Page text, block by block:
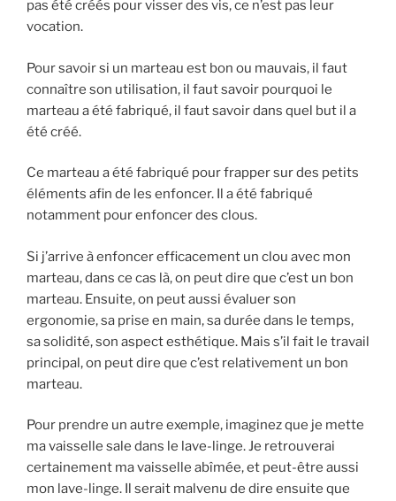
pas été créés pour visser des vis, ce n’est pas leur
vocation.
Pour savoir si un marteau est bon ou mauvais, il faut
connaître son utilisation, il faut savoir pourquoi le
marteau a été fabriqué, il faut savoir dans quel but il a
été créé.
Ce marteau a été fabriqué pour frapper sur des petits
éléments afin de les enfoncer. Il a été fabriqué
notamment pour enfoncer des clous.
Si j’arrive à enfoncer efficacement un clou avec mon
marteau, dans ce cas là, on peut dire que c’est un bon
marteau. Ensuite, on peut aussi évaluer son
ergonomie, sa prise en main, sa durée dans le temps,
sa solidité, son aspect esthétique. Mais s’il fait le travail
principal, on peut dire que c’est relativement un bon
marteau.
Pour prendre un autre exemple, imaginez que je mette
ma vaisselle sale dans le lave-linge. Je retrouverai
certainement ma vaisselle abîmée, et peut-être aussi
mon lave-linge. Il serait malvenu de dire ensuite que